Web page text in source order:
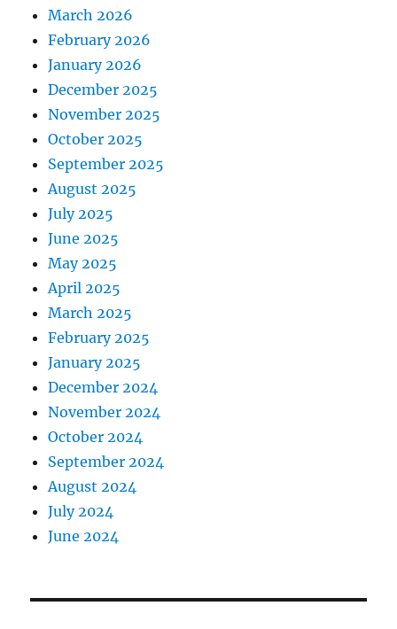
March 2026
February 2026
January 2026
December 2025
November 2025
October 2025
September 2025
August 2025
July 2025
June 2025
May 2025
April 2025
March 2025
February 2025
January 2025
December 2024
November 2024
October 2024
September 2024
August 2024
July 2024
June 2024